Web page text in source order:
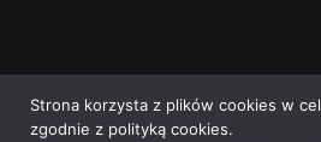
Strona korzysta z plików cookies w
zgodnie z polityką cookies.